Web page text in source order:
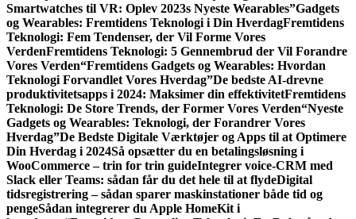
Smartwatches til VR: Oplev 2023s Nyeste Wearables”Gadgets
og Wearables: Fremtidens Teknologi i Din HverdagFremtidens
Teknologi: Fem Tendenser, der Vil Forme Vores
VerdenFremtidens Teknologi: 5 Gennembrud der Vil Forandre
Vores Verden“Fremtidens Gadgets og Wearables: Hvordan
Teknologi Forvandlet Vores Hverdag”De bedste AI-drevne
produktivitetsapps i 2024: Maksimer din effektivitetFremtidens
Teknologi: De Store Trends, der Former Vores Verden“Nyeste
Gadgets og Wearables: Teknologi, der Forandrer Vores
Hverdag”De Bedste Digitale Værktøjer og Apps til at Optimere
Din Hverdag i 2024Så opsætter du en betalingsløsning i
WooCommerce – trin for trin guideIntegrer voice-CRM med
Slack eller Teams: sådan får du det hele til at flydeDigital
tidsregistrering – sådan sparer maskinstationer både tid og
pengeSådan integrerer du Apple HomeKit i